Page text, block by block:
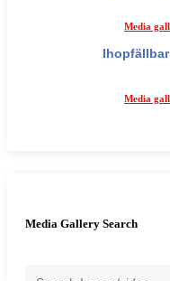
Media
Media
Media Gallery Search